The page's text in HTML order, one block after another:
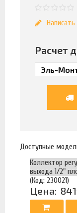
Расчет
Доступные
Коллектор
выхода 1/2"
(Код: 230021)
Цена: